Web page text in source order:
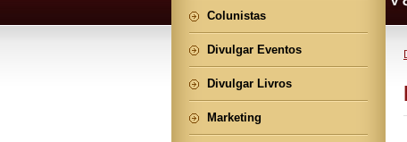
Colunistas
Divulgar Eventos
Divulgar Livros
Marketing